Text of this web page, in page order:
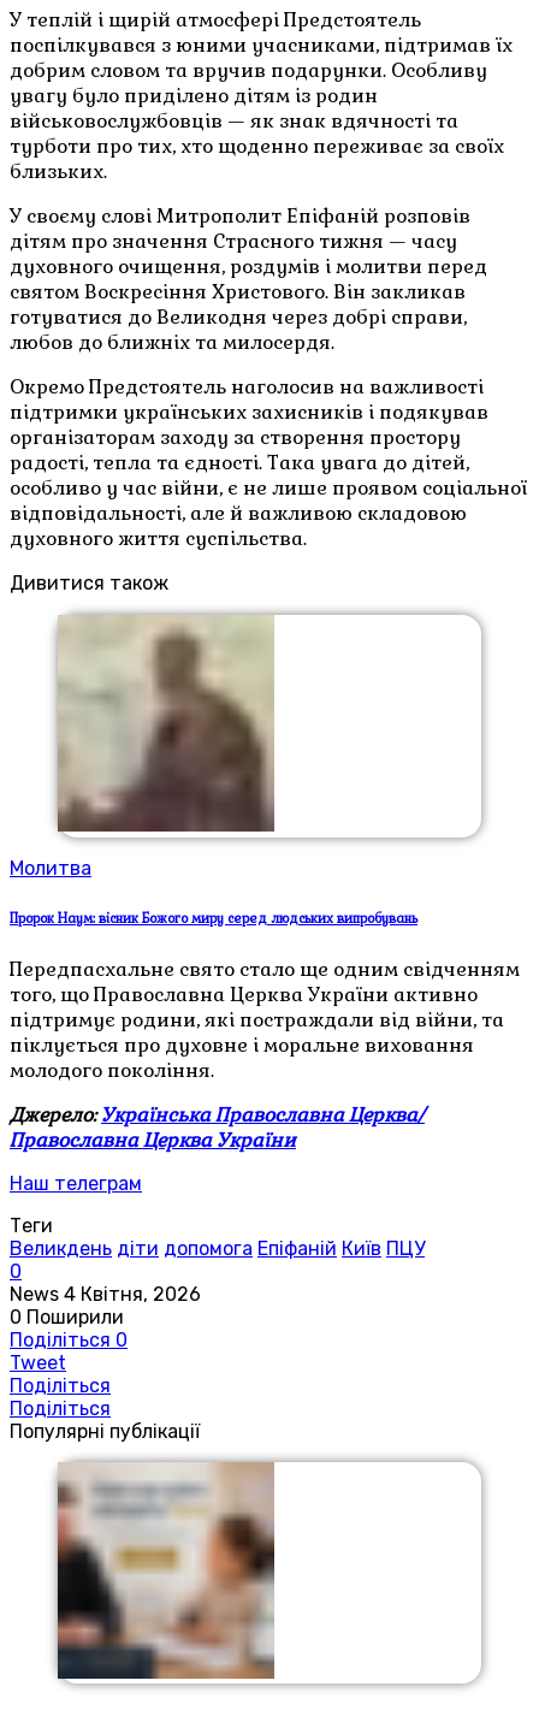
У теплій і щирій атмосфері Предстоятель
поспілкувався з юними учасниками, підтримав їх
добрим словом та вручив подарунки. Особливу
увагу було приділено дітям із родин
військовослужбовців — як знак вдячності та
турботи про тих, хто щоденно переживає за своїх
близьких.
У своєму слові Митрополит Епіфаній розповів
дітям про значення Страсного тижня — часу
духовного очищення, роздумів і молитви перед
святом Воскресіння Христового. Він закликав
готуватися до Великодня через добрі справи,
любов до ближніх та милосердя.
Окремо Предстоятель наголосив на важливості
підтримки українських захисників і подякував
організаторам заходу за створення простору
радості, тепла та єдності. Така увага до дітей,
особливо у час війни, є не лише проявом соціальної
відповідальності, але й важливою складовою
духовного життя суспільства.
Дивитися також
Молитва
Пророк Наум: вісник Божого миру серед людських випробувань
Передпасхальне свято стало ще одним свідченням
того, що Православна Церква України активно
підтримує родини, які постраждали від війни, та
піклується про духовне і моральне виховання
молодого покоління.
Джерело:Українська Православна Церква/
Православна Церква України
Наш телеграм
Теги
Великдень діти допомога Епіфаній Київ ПЦУ
0
News 4 Квітня, 2026
0 Поширили
Поділіться 0
Tweet
Поділіться
Поділіться
Популярні публікації